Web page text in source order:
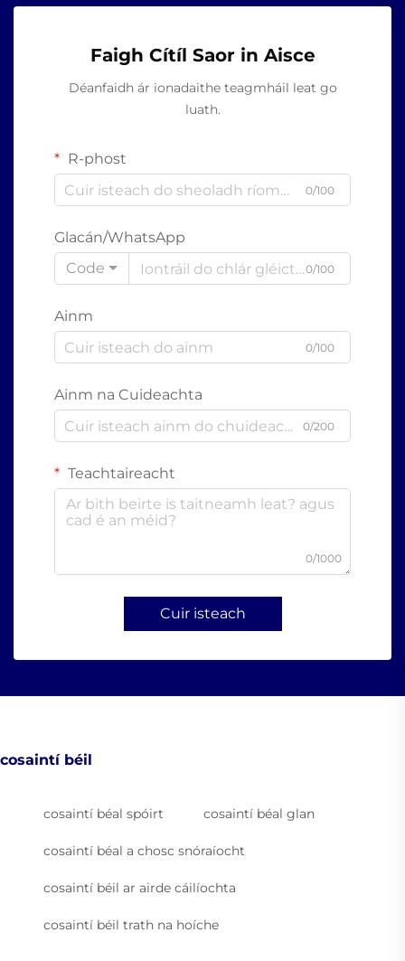
Faigh Cítíl Saor in Aisce
Déanfaidh ár ionadaithe teagmháil leat go
luath.
R-phost
0/100
Glacán/WhatsApp
Code
0/100
Ainm
0/100
Ainm na Cuideachta
0/200
Teachtaireacht
0/1000
Cuir isteach
cosaintí béil
cosaintí béal spóirt cosaintí béal glan
cosaintí béal a chosc snóraíocht
cosaintí béil ar airde cáilíochta
cosaintí béil trath na hoíche